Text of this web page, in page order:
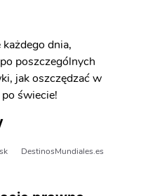
dnia,
poszczególnych
jak oszczędzać w
świecie!
DestinosMundiales.es